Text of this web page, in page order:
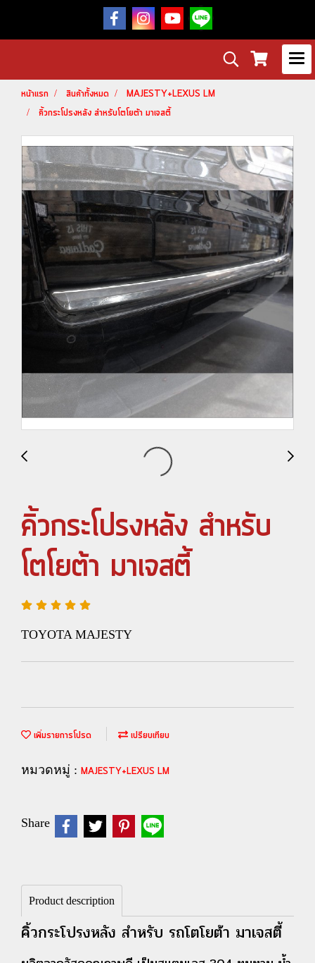
หน้าแรก สินค้าทั้งหมด
MAJESTY+LEXUS LM
คิ้วกระโปรงหลัง สำหรับโตโยต้า มาเจสตี้
คิ้วกระโปรงหลัง สำหรับ
โตโยต้า มาเจสตี้
TOYOTA MAJESTY
เพิ่มรายการโปรด เปรียบเทียบ
หมวดหมู่ : MAJESTY+LEXUS LM
Share
Product description
คิ้วกระโปรงหลัง สำหรับ รถโตโยต้า มาเจสตี้